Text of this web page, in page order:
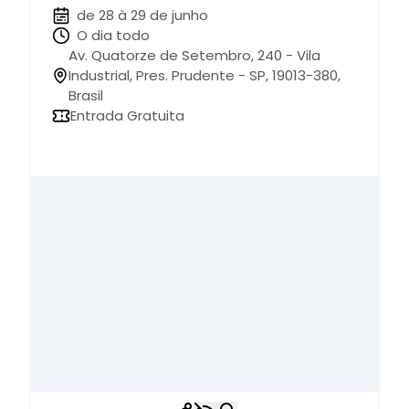
de 28 à 29 de junho
O dia todo
Av. Quatorze de Setembro, 240 - Vila
Industrial, Pres. Prudente - SP, 19013-380,
Brasil
Entrada Gratuita